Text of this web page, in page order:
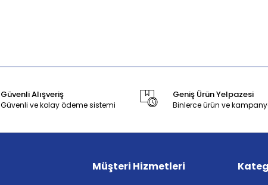
Güvenli Alışveriş
Güvenli ve kolay ödeme sistemi
Geniş Ürün Yelpazesi
Binlerce ürün ve
Müşteri Hizmetleri